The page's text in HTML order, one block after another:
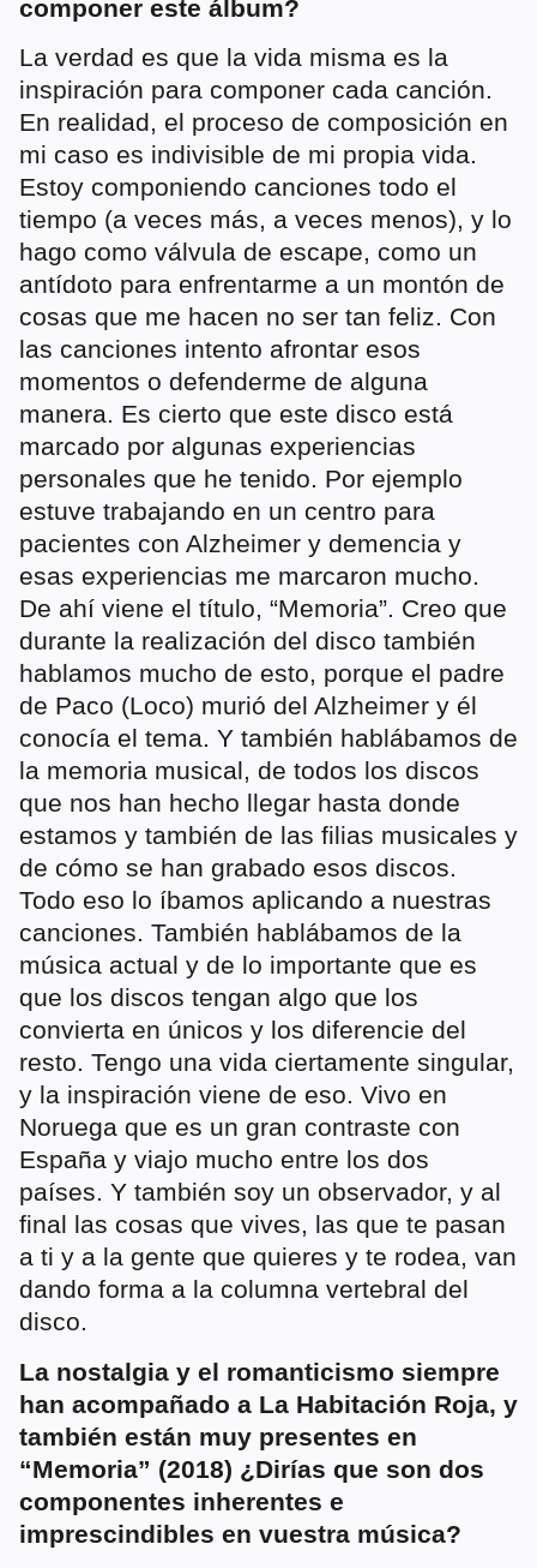
componer este álbum?
La verdad es que la vida misma es la
inspiración para componer cada canción.
En realidad, el proceso de composición en
mi caso es indivisible de mi propia vida.
Estoy componiendo canciones todo el
tiempo (a veces más, a veces menos), y lo
hago como válvula de escape, como un
antídoto para enfrentarme a un montón de
cosas que me hacen no ser tan feliz. Con
las canciones intento afrontar esos
momentos o defenderme de alguna
manera. Es cierto que este disco está
marcado por algunas experiencias
personales que he tenido. Por ejemplo
estuve trabajando en un centro para
pacientes con Alzheimer y demencia y
esas experiencias me marcaron mucho.
De ahí viene el título, “Memoria”. Creo que
durante la realización del disco también
hablamos mucho de esto, porque el padre
de Paco (Loco) murió del Alzheimer y él
conocía el tema. Y también hablábamos de
la memoria musical, de todos los discos
que nos han hecho llegar hasta donde
estamos y también de las filias musicales y
de cómo se han grabado esos discos.
Todo eso lo íbamos aplicando a nuestras
canciones. También hablábamos de la
música actual y de lo importante que es
que los discos tengan algo que los
convierta en únicos y los diferencie del
resto. Tengo una vida ciertamente singular,
y la inspiración viene de eso. Vivo en
Noruega que es un gran contraste con
España y viajo mucho entre los dos
países. Y también soy un observador, y al
final las cosas que vives, las que te pasan
a ti y a la gente que quieres y te rodea, van
dando forma a la columna vertebral del
disco.
La nostalgia y el romanticismo siempre
han acompañado a La Habitación Roja, y
también están muy presentes en
“Memoria” (2018) ¿Dirías que son dos
componentes inherentes e
imprescindibles en vuestra música?